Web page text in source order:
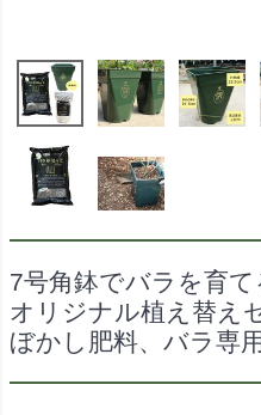
7号角鉢でバラを育
オリジナル植え替え
ぼかし肥料、バラ専